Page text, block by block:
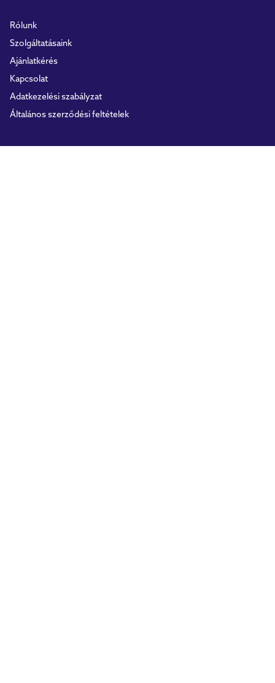
Rólunk
Szolgáltatásaink
Ajánlatkérés
Kapcsolat
Adatkezelési szabályzat
Általános szerződési feltételek